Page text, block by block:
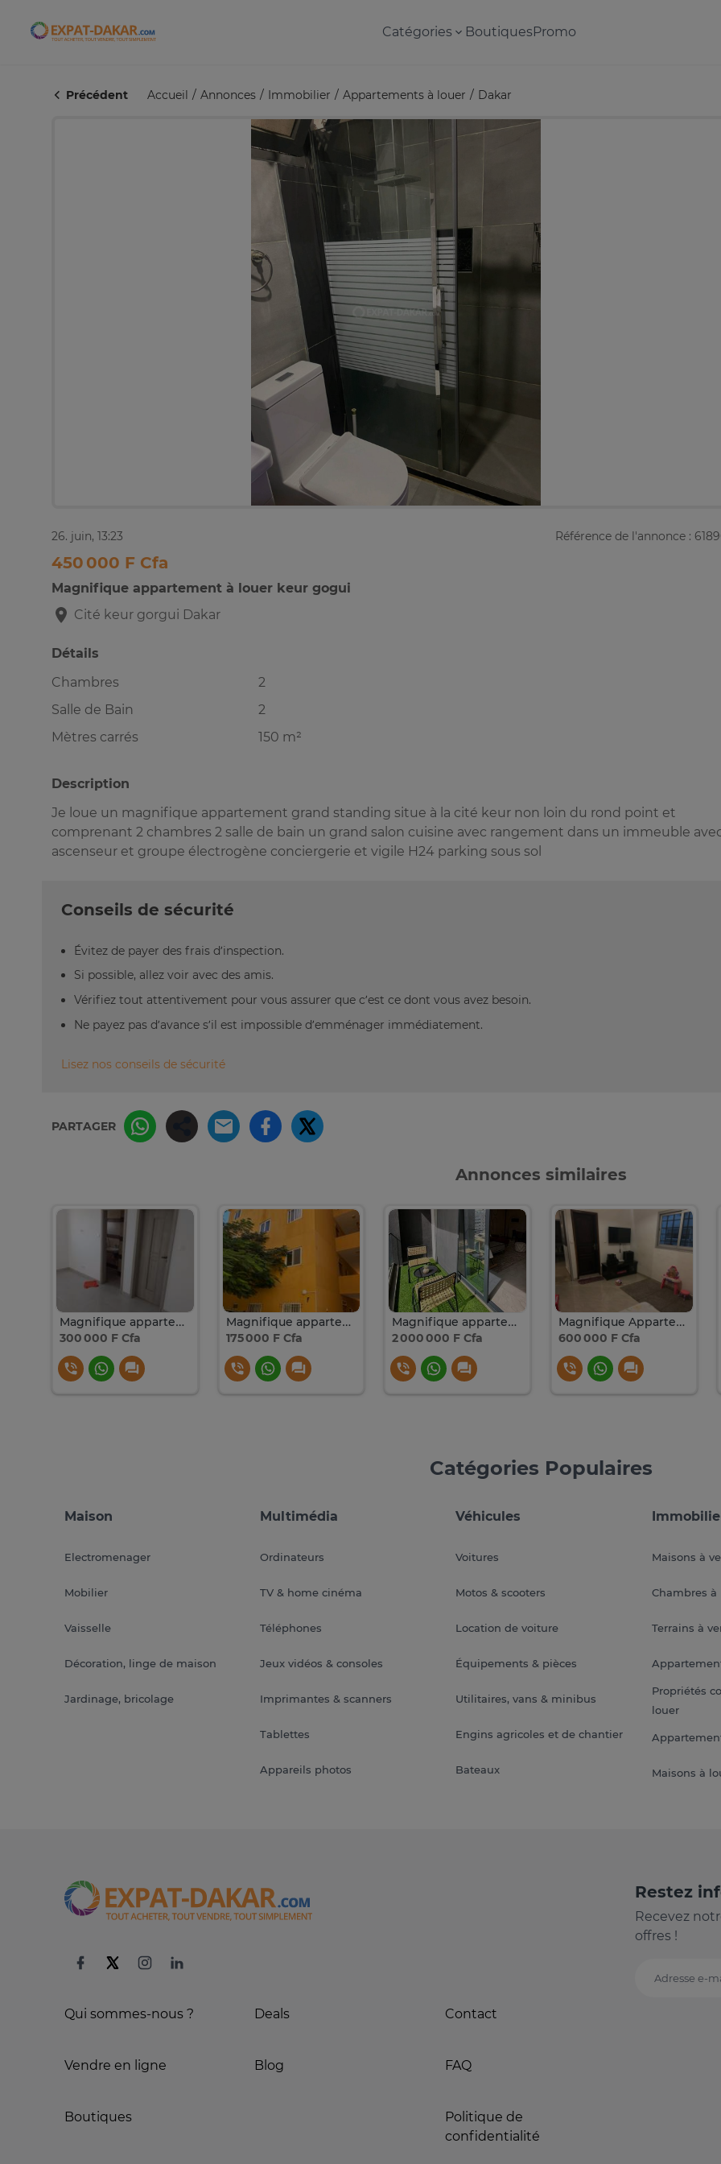
Expat-Dakar Catégories BoutiquesPromo
Précédent Accueil Annonces Immobilier Appartements à louer Dakar
26. juin, 13:23 Référence de l'annonce :
450 000 F Cfa
Magnifique appartement à louer keur gogui
Cité keur gorgui Dakar
Détails
Chambres
2
Salle de Bain
2
Mètres carrés
150 m²
Description
Je loue un magnifique appartement grand standing situe à la cité keur non loin du rond point et
comprenant 2 chambres 2 salle de bain un grand salon cuisine avec rangement dans un immeuble
ascenseur et groupe électrogène conciergerie et vigile H24 parking sous sol
Conseils de sécurité
Évitez de payer des frais d’inspection.
Si possible, allez voir avec des amis.
Vérifiez tout attentivement pour vous assurer que c’est ce dont vous avez besoin.
Ne payez pas d’avance s’il est impossible d’emménager immédiatement.
Lisez nos conseils de sécurité
PARTAGER
Annonces similaires
Magnifique appartement à louer à bourguiba
300 000 F Cfa
Magnifique appartement à louer aux Almadies 2
175 000 F Cfa
Magnifique appartement à louer au Plateau
2 000 000 F Cfa
Magnifique Appartement à louer au ponit E
600 000 F Cfa
Catégories Populaires
Maison
Electromenager
Mobilier
Vaisselle
Décoration, linge de maison
Jardinage, bricolage
Multimédia
Ordinateurs
TV & home cinéma
Téléphones
Jeux vidéos & consoles
Imprimantes & scanners
Tablettes
Appareils photos
Véhicules
Voitures
Motos & scooters
Location de voiture
Équipements & pièces
Utilitaires, vans & minibus
Engins agricoles et de chantier
Bateaux
Maisons à
Chambres à
Terrains à
Propriétés
louer
Maisons à
Qui sommes-nous ?
Vendre en ligne
Boutiques
Deals
Blog
Contact
FAQ
Politique de
confidentialité
Restez
Recevez
offres !
Adresse e-